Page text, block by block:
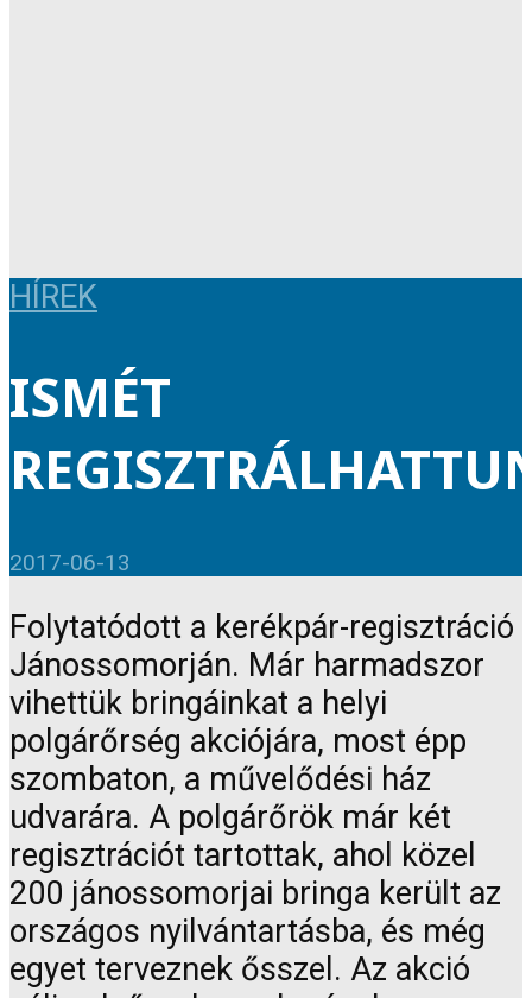
HÍREK
ISMÉT
2017-06-13
Folytatódott a kerékpár-regisztráció
Jánossomorján. Már harmadszor
vihettük bringáinkat a helyi
polgárőrség akciójára, most épp
szombaton, a művelődési ház
udvarára. A polgárőrök már két
regisztrációt tartottak, ahol közel
200 jánossomorjai bringa került az
országos nyilvántartásba, és még
egyet terveznek ősszel. Az akció